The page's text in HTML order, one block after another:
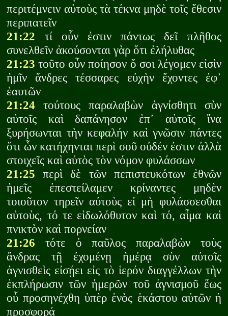
περιτέμνειν αὐτοὺς τὰ τέκνα μηδὲ τοῖς ἔθεσιν
περιπατεῖν
21:22 τί οὖν ἐστιν πάντως δεῖ πλῆθος
συνελθεῖν ἀκούσονται γὰρ ὅτι ἐλήλυθας
21:23 τοῦτο οὖν ποίησον ὅ σοι λέγομεν εἰσὶν
ἡμῖν ἄνδρες τέσσαρες εὐχὴν ἔχοντες ἐφ᾽
ἑαυτῶν
21:24 τούτους παραλαβὼν ἁγνίσθητι σὺν
αὐτοῖς καὶ δαπάνησον ἐπ᾽ αὐτοῖς ἵνα
ξυρήσωνται τὴν κεφαλήν καὶ γνῶσιν πάντες
ὅτι ὧν κατήχηνται περὶ σοῦ οὐδέν ἐστιν ἀλλὰ
στοιχεῖς καὶ αὐτὸς τὸν νόμον φυλάσσων
21:25 περὶ δὲ τῶν πεπιστευκότων ἐθνῶν
ἡμεῖς ἐπεστείλαμεν κρίναντες μηδὲν
τοιοῦτον τηρεῖν αὐτοὺς εἰ μὴ φυλάσσεσθαι
αὐτοὺς, τό τε εἰδωλόθυτον καὶ τό, αἷμα καὶ
πνικτὸν καὶ πορνείαν
21:26 τότε ὁ παῦλος παραλαβὼν τοὺς
ἄνδρας τῇ ἐχομένῃ ἡμέρᾳ σὺν αὐτοῖς
ἁγνισθεὶς εἰσῄει εἰς τὸ ἱερόν διαγγέλλων τὴν
ἐκπλήρωσιν τῶν ἡμερῶν τοῦ ἁγνισμοῦ ἕως
οὗ προσηνέχθη ὑπὲρ ἑνὸς ἑκάστου αὐτῶν ἡ
προσφορά